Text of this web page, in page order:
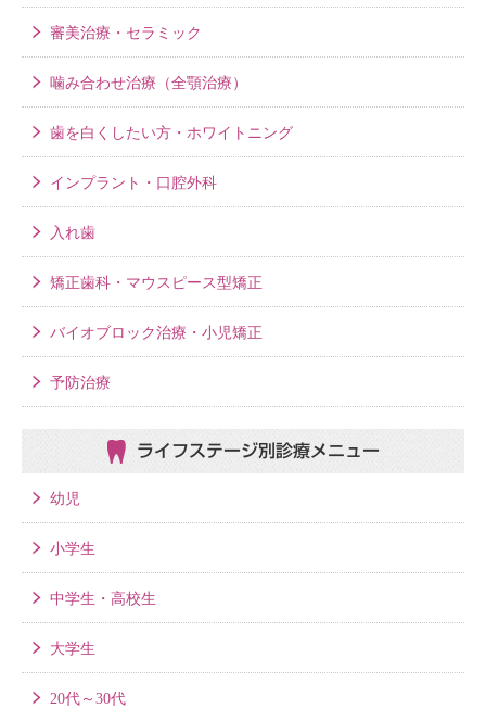
審美治療・セラミック
噛み合わせ治療（全顎治療）
歯を白くしたい方・ホワイトニング
インプラント・口腔外科
入れ歯
矯正歯科・マウスピース型矯正
バイオブロック治療・小児矯正
予防治療
ライフステージ別 診療メニュー
幼児
小学生
中学生・高校生
大学生
20代～30代